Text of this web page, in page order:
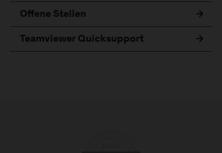
Offene Stellen
Teamviewer Quicksupport